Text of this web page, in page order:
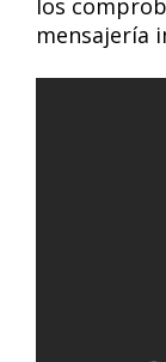
los
mensajería